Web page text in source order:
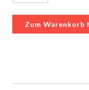
Zum Warenkorb